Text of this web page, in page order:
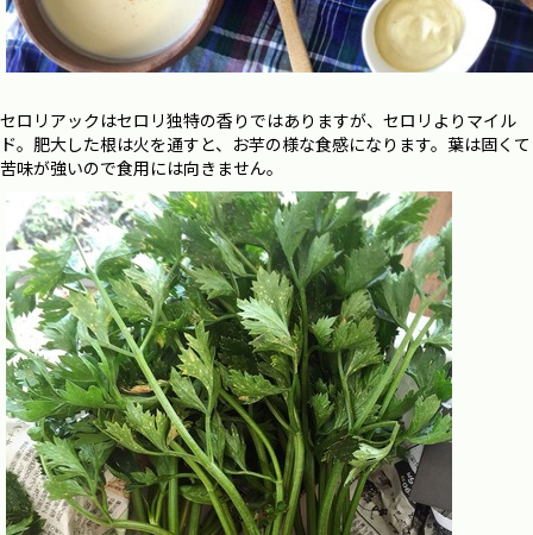
セロリアックはセロリ独特の香りではありますが、 セロリよりマイル
ド。 肥大した根は火を通すと、お芋の様な食感になります。 葉は固くて
苦味が強いので食用には向きません。